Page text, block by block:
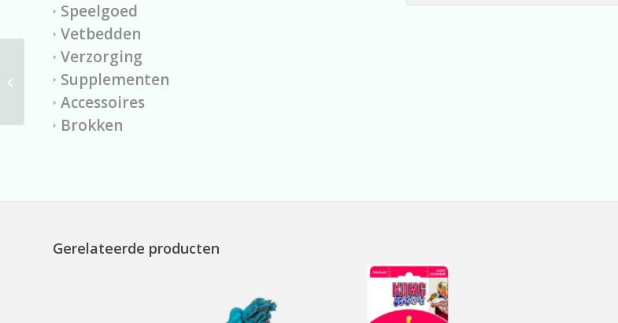
Speelgoed
Vetbedden
Verzorging
Supplementen
Accessoires
Brokken
Gerelateerde producten
Kong Wubba Octopus
large paars
32x10x7,5cm.